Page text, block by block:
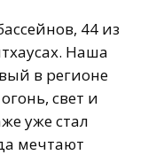
44 из
Наша
в регионе
свет и
уже стал
мечтают